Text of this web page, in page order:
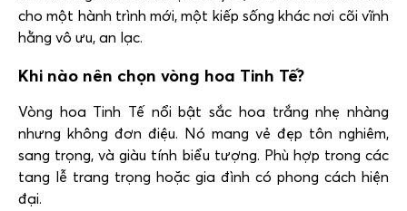
cho một hành trình mới, một kiếp sống khác nơi cõi vĩnh
hằng vô ưu, an lạc.
Khi nào nên chọn vòng hoa Tinh Tế?
Vòng hoa Tinh Tế nổi bật sắc hoa trắng nhẹ nhàng
nhưng không đơn điệu. Nó mang vẻ đẹp tôn nghiêm,
sang trọng, và giàu tính biểu tượng. Phù hợp trong các
tang lễ trang trọng hoặc gia đình có phong cách hiện
đại.